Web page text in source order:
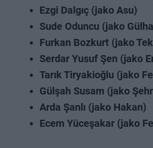
Ezgi Dalgıç (jako Asu)
Sude Oduncu (jako
Furkan Bozkurt (jako
Serdar Yusuf Şen (jako
Tarık Tiryakioğlu (jako
Gülşah Susam (jako
Arda Şanlı (jako Hakan)
Ecem Yüceşakar (jako